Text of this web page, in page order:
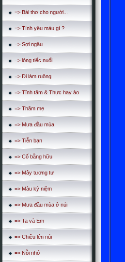
=> Bài thơ cho người...
=> Tình yêu màu gì ?
=> Sợi ngâu
=> lòng tiếc nuối
=> Đi làm ruộng...
=> Tĩnh tâm & Thực hay ảo
=> Thăm mẹ
=> Mưa đầu mùa
=> Tiễn bạn
=> Cố bằng hữu
=> Mây tương tư
=> Màu kỷ niệm
=> Mưa đầu mùa ở núi
=> Ta và Em
=> Chiều lên núi
=> Nỗi nhớ